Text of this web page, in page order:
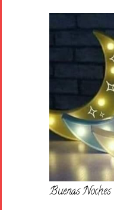
Buenas Noches